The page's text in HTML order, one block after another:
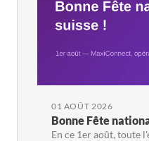
01 AOÛT 2026
Bonne Fête
En ce 1er août, toute